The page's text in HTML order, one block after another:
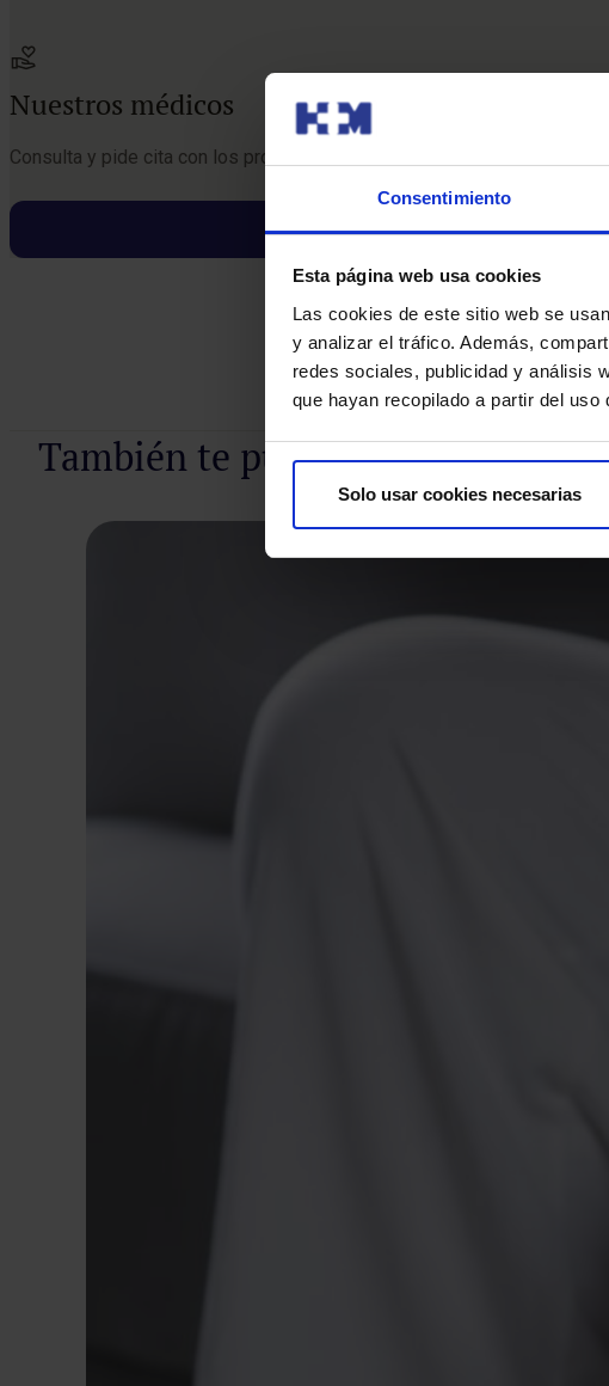
Consentimiento
Esta página web usa cookies
Las cookies de este sitio web se
y analizar el tráfico. Además,
redes sociales, publicidad y análisis
que hayan recopilado a partir del
Solo usar cookies necesarias
Nuestros médicos
Consulta y pide cita con los profesionales de esta especialidad
Pedir cita
También te puede interesar